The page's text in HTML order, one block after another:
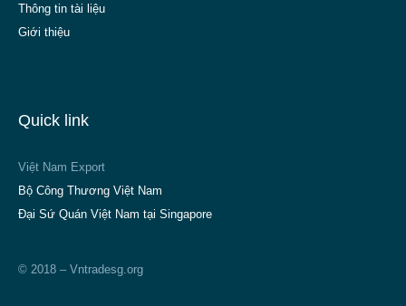
Thông tin tài liệu
Giới thiệu
Quick link
Việt Nam Export
Bộ Công Thương Việt Nam
Đại Sứ Quán Việt Nam tại Singapore
© 2018 – Vntradesg.org